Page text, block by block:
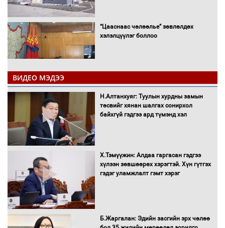
“Цааснаас чөлөөлье” зөвлөлдөх
хэлэлцүүлэг боллоо
"ДЦС-3” ТӨХК-ийн нэн шаардлагатай
“Турбингенератор-5”-ын шинэчлэлийн
төсвийг шийдвэрлэхээр болов
УИХ-ын дарга С.Бямбацогт Сутай
хайрхны тэнгэрийг тахих тахилгад
оролцлоо
С.Амарсайхан: Иргэдийг хохироосон
ВИДЕО МЭДЭЭ
Н.Алтанхуяг: Туулын хурдны замын
төсвийг хянан шалгах сонирхол
байхгүй гэдгээ ард түмэнд хэл
Х.Тэмүүжин: Алдаа гаргасан гэдгээ
хүлээн зөвшөөрөх хэрэгтэй. Хүн гүтгэх
гэдэг уламжлалт гэмт хэрэг
Б.Жаргалан: Эдийн засгийн эрх чөлөө